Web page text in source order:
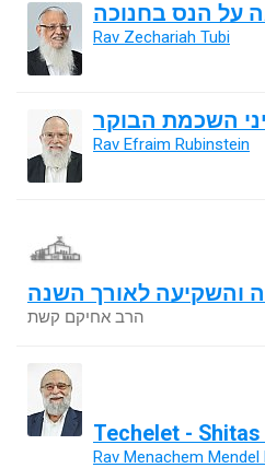
על הנס בחנוכה
Rav Zechariah Tubi
השכמת הבוקר
Rav Efraim Rubinstein
והשקיעה לאורך השנה
הרב אחיקם קשת
Techelet - Shitas
Rav Menachem Mendel